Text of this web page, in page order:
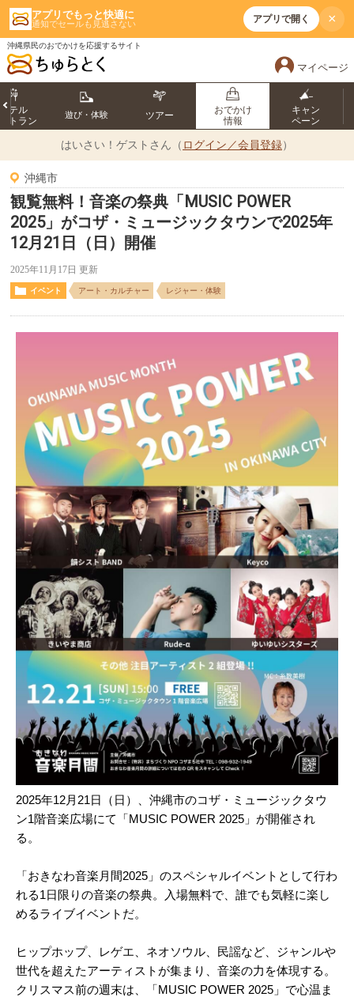
アプリでもっと快適に
通知でセールも見逃さない アプリで開く ×
沖縄県民のおでかけを応援するサイト
マイページ
ホテル
トラン
遊び・体験 ツアー
おでかけ
情報
キャン
ペーン
はいさい！ ゲストさん（ ログイン／会員登録）
沖縄市
観覧無料！音楽の祭典「MUSIC POWER
2025」がコザ・ミュージックタウンで2025年
12月21日（日）開催
2025年11月17日 更新
イベント アート・カルチャー レジャー・体験
2025年12月21日（日）、沖縄市のコザ・ミュージックタウ
ン1階音楽広場にて「MUSIC POWER 2025」が開催され
る。
「おきなわ音楽月間2025」のスペシャルイベントとして行わ
れる1日限りの音楽の祭典。入場無料で、誰でも気軽に楽し
めるライブイベントだ。
ヒップホップ、レゲエ、ネオソウル、民謡など、ジャンルや
世代を超えたアーティストが集まり、音楽の力を体現する。
クリスマス前の週末は、「MUSIC POWER 2025」で心温ま